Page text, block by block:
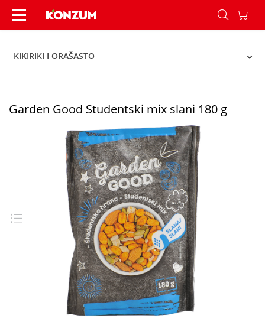
Garden Good Studentski mix slani 180 g -
KIKIRIKI I ORAŠASTO
Garden Good Studentski mix slani 180 g